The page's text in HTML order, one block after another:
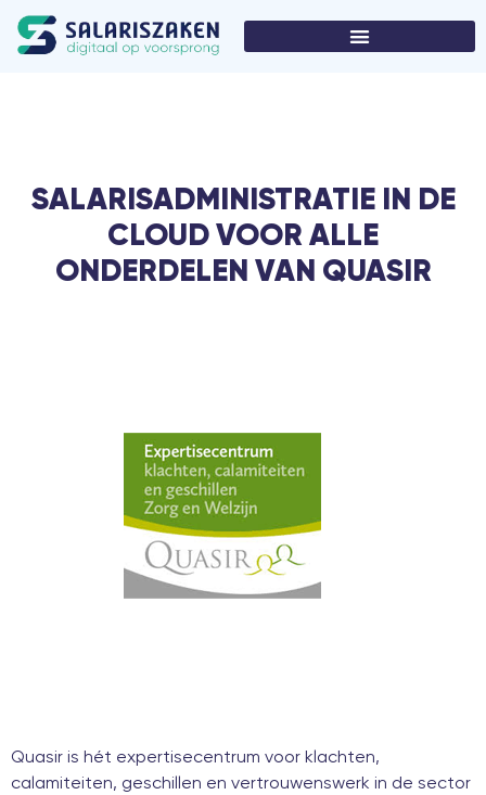
SALARISADMINISTRATIE IN DE
CLOUD VOOR ALLE
ONDERDELEN VAN QUASIR
Quasir is hét expertisecentrum voor klachten,
calamiteiten, geschillen en vertrouwenswerk in de sector